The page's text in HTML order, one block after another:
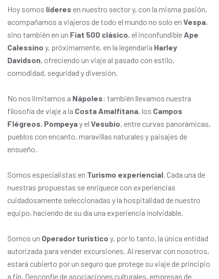
Hoy somos líderes en nuestro sector y, con la misma pasión,
acompañamos a viajeros de todo el mundo no solo en Vespa,
sino también en un Fiat 500 clásico, el inconfundible Ape
Calessino y, próximamente, en la legendaria Harley
Davidson, ofreciendo un viaje al pasado con estilo,
comodidad, seguridad y diversión.
No nos limitamos a Nápoles: también llevamos nuestra
filosofía de viaje a la Costa Amalfitana, los Campos
Flégreos, Pompeyay el Vesubio, entre curvas panorámicas,
pueblos con encanto, maravillas naturales y paisajes de
ensueño.
Somos especialistas en Turismo experiencial. Cada una de
nuestras propuestas se enriquece con experiencias
cuidadosamente seleccionadas y la hospitalidad de nuestro
equipo, haciendo de su día una experiencia inolvidable.
Somos un Operador turístico y, por lo tanto, la única entidad
autorizada para vender excursiones. Al reservar con nosotros,
estará cubierto por un seguro que protege su viaje de principio
a fin. Desconfíe de asociaciones culturales, empresas de